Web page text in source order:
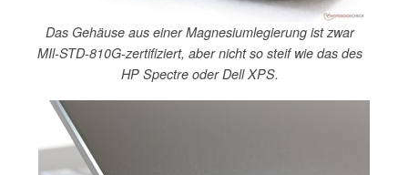
Das Gehäuse aus einer Magnesiumlegierung ist zwar
MIl-STD-810G-zertifiziert, aber nicht so steif wie das des
HP Spectre oder Dell XPS.